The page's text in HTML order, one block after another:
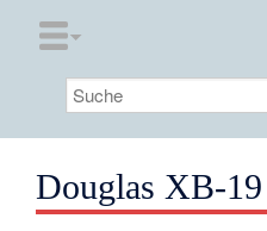
Douglas XB-19